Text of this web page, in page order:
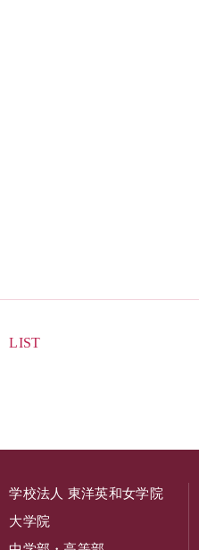
LIST
学校法人 東洋英和女学院
大学院